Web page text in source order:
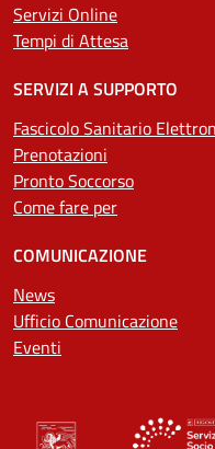
Servizi Online
Tempi di Attesa
SERVIZI A SUPPORTO
Fascicolo Sanitario
Prenotazioni
Pronto Soccorso
Come fare per
COMUNICAZIONE
News
Ufficio Comunicazione
Eventi